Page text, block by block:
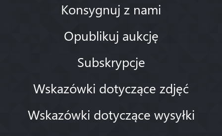
Konsygnuj z nami
Opublikuj aukcję
Subskrypcje
Wskazówki dotyczące zdjęć
Wskazówki dotyczące wysyłki